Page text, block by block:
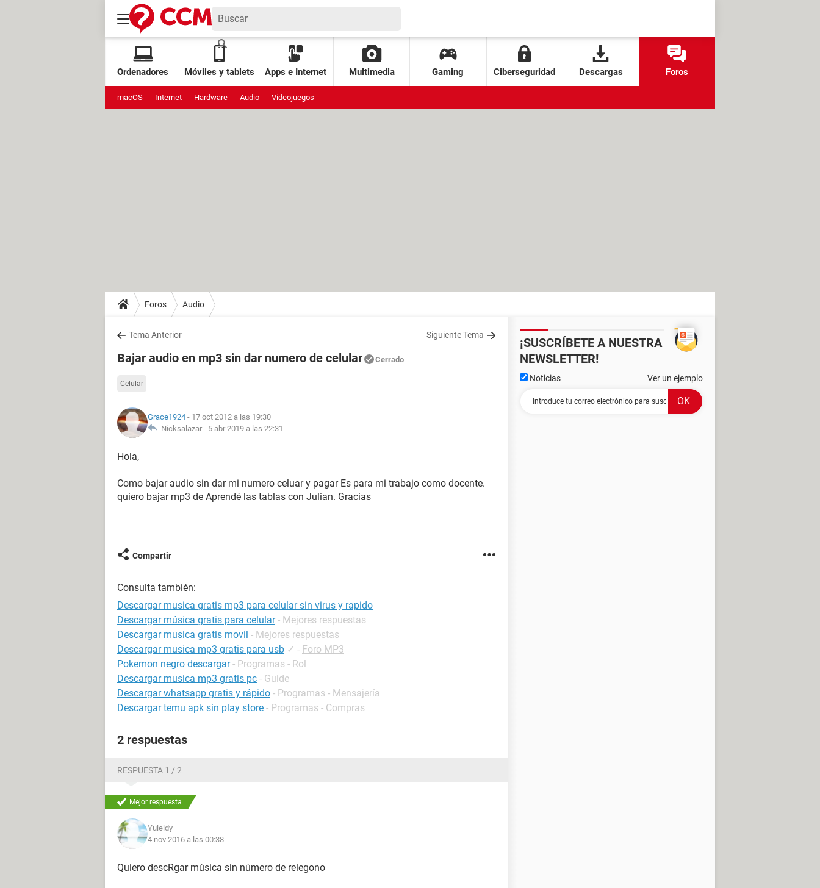
Ordenadores Móviles y tablets Apps e Internet Multimedia Gaming Ciberseguridad Descargas Foros
macOS Internet Hardware Audio Videojuegos
Foros Audio
Tema Anterior Siguiente Tema
Bajar audio en mp3 sin dar numero de celular Cerrado
Celular
Grace1924 - 17 oct 2012 a las 19:30
Nicksalazar - 5 abr 2019 a las 22:31
Hola,
Como bajar audio sin dar mi numero celuar y pagar Es para mi trabajo como docente.
quiero bajar mp3 de Aprendé las tablas con Julian. Gracias
Compartir
Consulta también:
Descargar musica gratis mp3 para celular sin virus y rapido
Descargar música gratis para celular - Mejores respuestas
Descargar musica gratis movil - Mejores respuestas
Descargar musica mp3 gratis para usb ✓ - Foro MP3
Pokemon negro descargar - Programas - Rol
Descargar musica mp3 gratis pc - Guide
Descargar whatsapp gratis y rápido - Programas - Mensajería
Descargar temu apk sin play store - Programas - Compras
2 respuestas
RESPUESTA 1 / 2
Mejor respuesta
Yuleidy
4 nov 2016 a las 00:38
Quiero descRgar música sin número de relegono
¡SUSCRÍBETE A NUESTRA
NEWSLETTER!
Noticias Ver un ejemplo